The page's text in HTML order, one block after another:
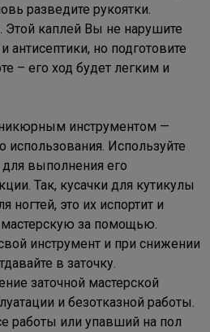
разведите рукоятки.
Этой каплей Вы не нарушите
антисептики, но подготовите
– его ход будет легким и
инструментом —
Используйте
выполнения его
Так, кусачки для кутикулы
ногтей, это их испортит и
за помощью.
инструмент и при снижении
в заточку.
заточной мастерской
и безотказной работы.
работы или упавший на пол